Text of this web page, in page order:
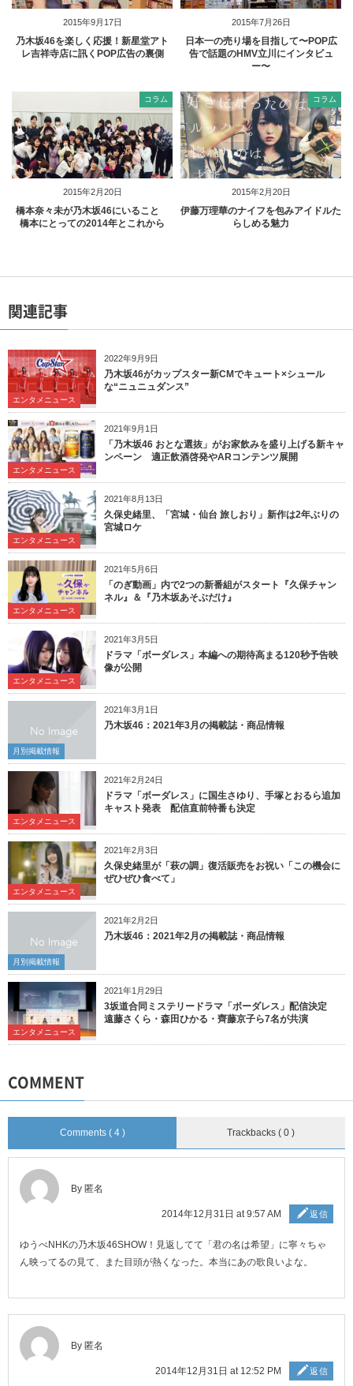
2015年9月17日
乃木坂46を楽しく応援！新星堂アト
レ吉祥寺店に訊くPOP広告の裏側
2015年7月26日
日本一の売り場を目指して〜POP広
告で話題のHMV立川にインタビュ
ー〜
2015年2月20日
コラム
橋本奈々未が乃木坂46にいること
橋本にとっての2014年とこれから
2015年2月20日
コラム
伊藤万理華のナイフを包みアイドルた
らしめる魅力
関連記事
2022年9月9日
エンタメニュース
乃木坂46がカップスター新CMでキュート×シュール
な“ニュニュダンス”
2021年9月1日
エンタメニュース
「乃木坂46 おとな選抜」がお家飲みを盛り上げる新キャ
ンペーン 適正飲酒啓発やARコンテンツ展開
2021年8月13日
エンタメニュース
久保史緒里、「宮城・仙台 旅しおり」新作は2年ぶりの
宮城ロケ
2021年5月6日
エンタメニュース
「のぎ動画」内で2つの新番組がスタート『久保チャン
ネル』＆『乃木坂あそぶだけ』
2021年3月5日
エンタメニュース
ドラマ「ボーダレス」本編への期待高まる120秒予告映
像が公開
2021年3月1日
月別掲載情報
乃木坂46：2021年3月の掲載誌・商品情報
2021年2月24日
エンタメニュース
ドラマ「ボーダレス」に国生さゆり、手塚とおるら追加
キャスト発表 配信直前特番も決定
2021年2月3日
エンタメニュース
久保史緒里が「萩の調」復活販売をお祝い「この機会に
ぜひぜひ食べて」
2021年2月2日
月別掲載情報
乃木坂46：2021年2月の掲載誌・商品情報
2021年1月29日
エンタメニュース
3坂道合同ミステリードラマ「ボーダレス」配信決定
遠藤さくら・森田ひかる・齊藤京子ら7名が共演
COMMENT
Comments ( 4 ) Trackbacks ( 0 )
By 匿名
2014年12月31日 at 9:57 AM 返信
ゆうべNHKの乃木坂46SHOW！見返してて「君の名は希望」に寧々ちゃ
ん映ってるの見て、また目頭が熱くなった。本当にあの歌良いよな。
By 匿名
2014年12月31日 at 12:52 PM 返信